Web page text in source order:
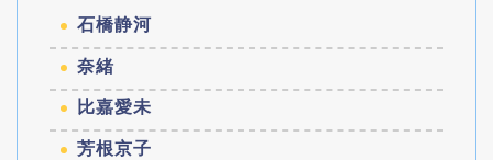
石橋静河
奈緒
比嘉愛未
芳根京子